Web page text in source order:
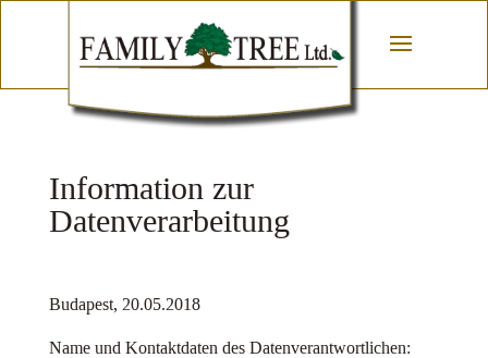
Information zur
Datenverarbeitung
Budapest, 20.05.2018
Name und Kontaktdaten des Datenverantwortlichen: